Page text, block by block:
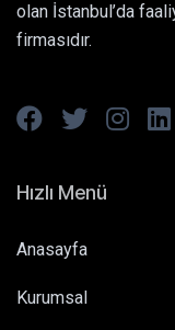
olan İstanbul’da
firmasıdır.
Hızlı Menü
Anasayfa
Kurumsal